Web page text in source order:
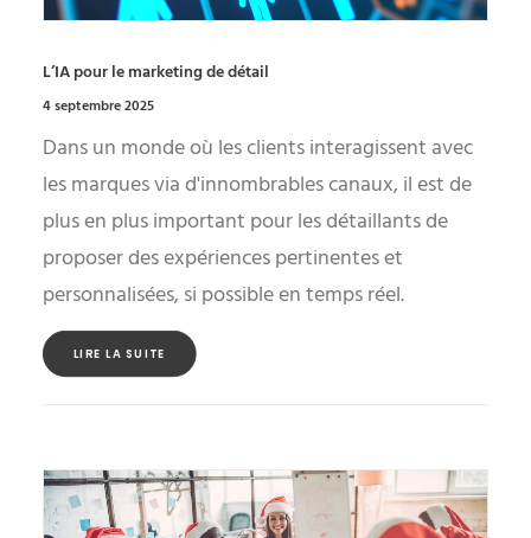
L’IA pour le marketing de détail
4 septembre 2025
Dans un monde où les clients interagissent avec
les marques via d'innombrables canaux, il est de
plus en plus important pour les détaillants de
proposer des expériences pertinentes et
personnalisées, si possible en temps réel.
LIRE LA SUITE